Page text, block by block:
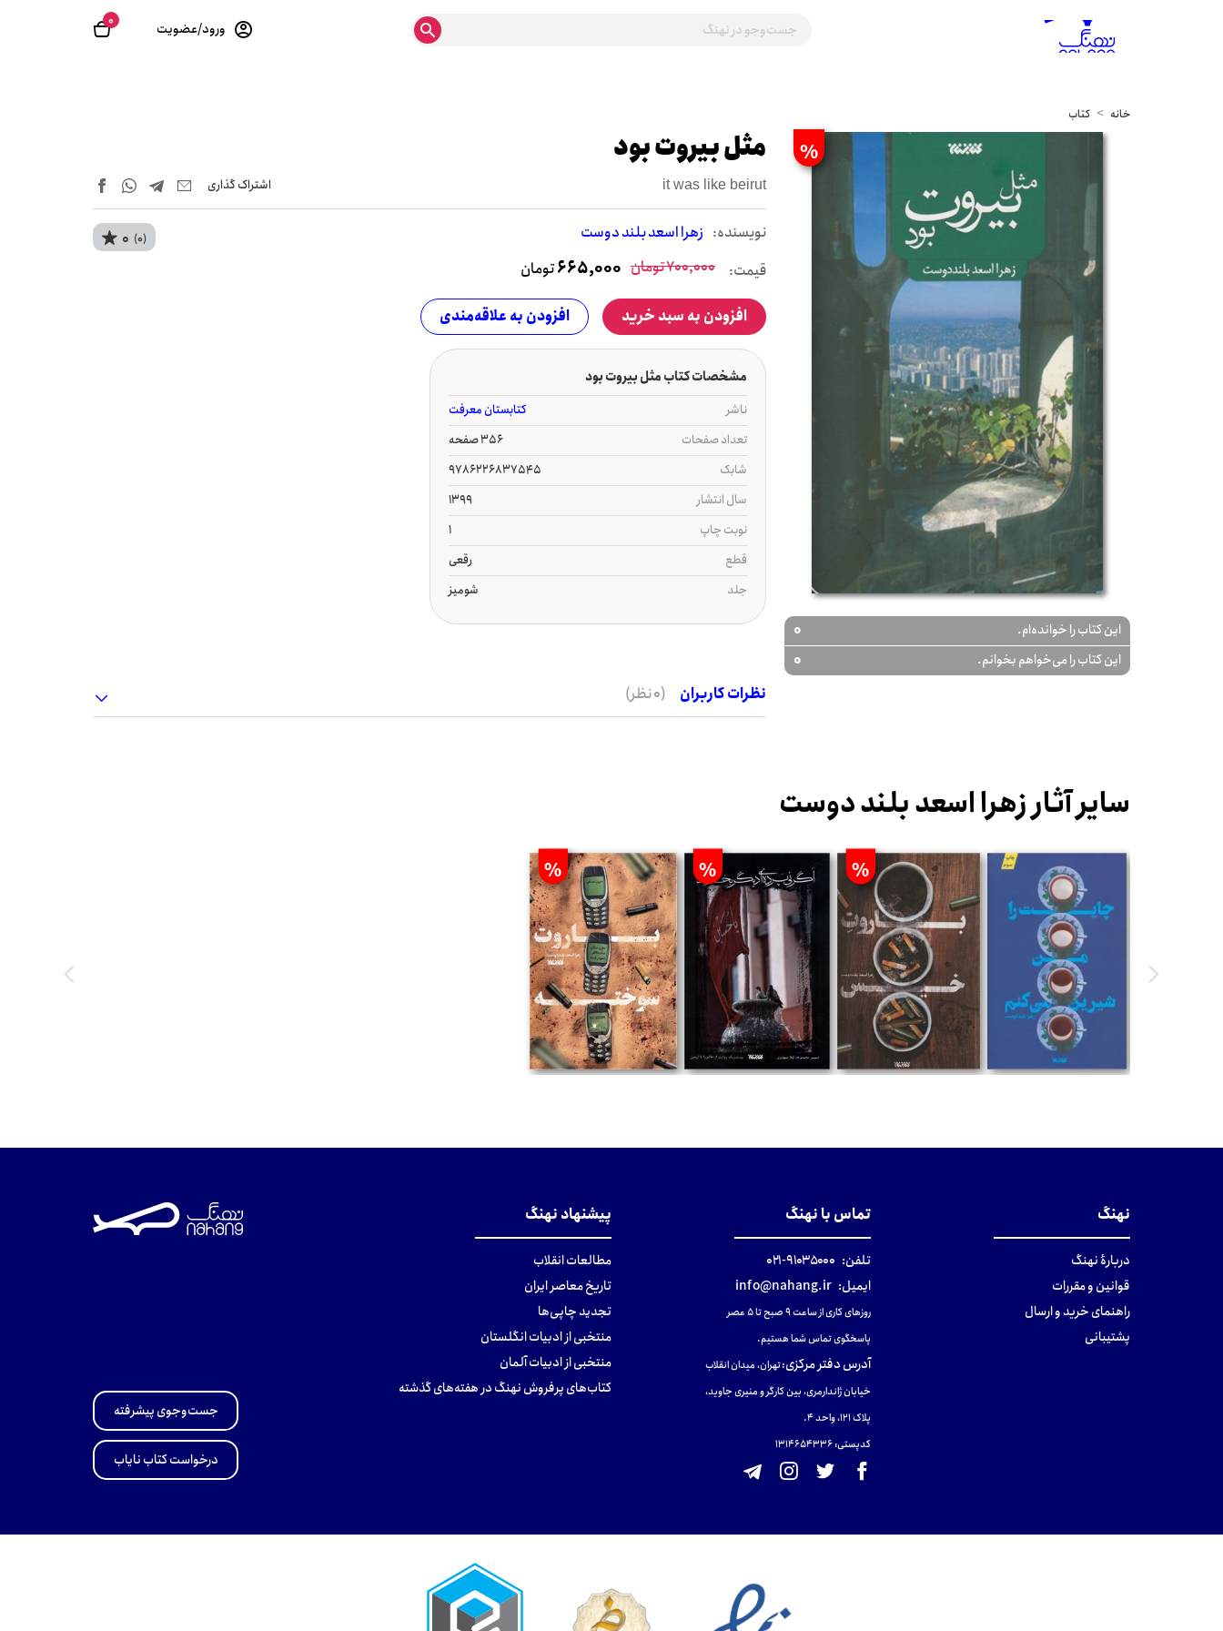
0 ورود/عضویت
خانه کتاب
%
این کتاب را خوانده‌ام. 0
این کتاب را می‌خواهم بخوانم. 0
مثل بیروت بود
it was like beirut اشتراک‌ گذاری
نويسنده: زهرا اسعد بلند دوست 0 (0)
قیمت: 700,000تومان 665,000تومان
افزودن به سبد خرید افزودن به علاقه‌مندی
مشخصات کتاب مثل بیروت بود
ناشر
کتابستان معرفت
تعداد صفحات
356 صفحه
شابک
9786226837545
سال انتشار
1399
نوبت چاپ
1
قطع
رقعی
جلد
شومیز
نظرات کاربران (0 نظر)
سایر آثار زهرا اسعد بلند دوست
%
%
%
نهنگ
دربارهٔ نهنگ
قوانین و مقررات
راهنمای خرید و ارسال
پشتیبانی
تماس با نهنگ
تلفن: ۹۱۰۳۵۰۰۰-۰۲۱
ایمیل: info@nahang.ir
روزهای کاری از ساعت ۹ صبح تا ۵ عصر
پاسخگوی تماس شما هستیم.
آدرس دفتر مرکزی:تهران، میدان انقلاب
خیابان ژاندارمری، بین کارگر و منیری جاوید،
پلاک 121، واحد ۴.
کدپستی: 131465433۶
پیشنهاد نهنگ
مطالعات انقلاب
تاریخ معاصر ایران
تجدید چاپی‌ها
منتخبی از ادبیات انگلستان
منتخبی از ادبیات آلمان
کتاب‌های پرفروش نهنگ در هفته‌های گذشته
جست‌وجوی پیشرفته
درخواست کتاب نایاب